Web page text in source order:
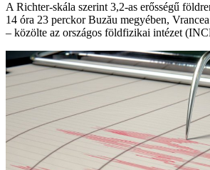
A Richter-skála szerint 3,2-as erősségű
14 óra 23 perckor Buzău megyében,
– közölte az országos földfizikai intézet